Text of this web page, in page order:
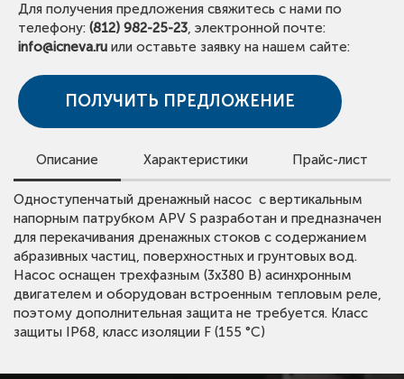
Для получения предложения свяжитесь с нами по
телефону: (812) 982-25-23, электронной почте:
info@icneva.ru или оставьте заявку на нашем сайте:
ПОЛУЧИТЬ ПРЕДЛОЖЕНИЕ
Описание Характеристики Прайс-лист
Одноступенчатый дренажный насос с вертикальным
напорным патрубком APV S разработан и предназначен
для перекачивания дренажных стоков с содержанием
абразивных частиц, поверхностных и грунтовых вод.
Насос оснащен трехфазным (3х380 В) асинхронным
двигателем и оборудован встроенным тепловым реле,
поэтому дополнительная защита не требуется. Класс
защиты IP68, класс изоляции F (155 °C)
Вид оборудования:Дренажные насосы
Тип оборудования:APV
Максимальный расход:20 - 390 м³/ч
Максимальный напор:14 - 39 м
Наименование насоса:APV.S
Рубашка охлаждения: нет
Тип рабочего колеса: полуоткрытое
Для просмотра цен скачайте прайс-лист.
Обращаем внимание, что в прайс-листе указаны сметные
стоимости.
Для получения предложения со скидкой оставьте заявку
или свяжитесь с нами.
ОТКРЫТЬ ПРАЙС ЛИСТ VANDJORD